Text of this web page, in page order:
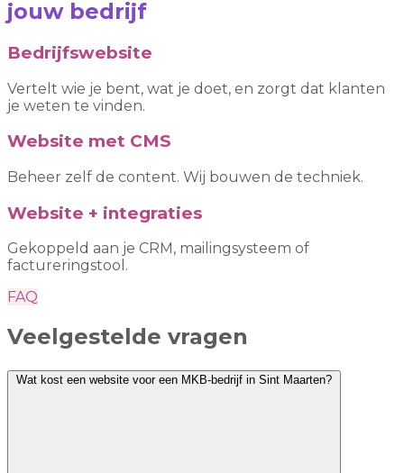
jouw bedrijf
Bedrijfswebsite
Vertelt wie je bent, wat je doet, en zorgt dat klanten
je weten te vinden.
Website met CMS
Beheer zelf de content. Wij bouwen de techniek.
Website + integraties
Gekoppeld aan je CRM, mailingsysteem of
factureringstool.
FAQ
Veelgestelde vragen
Wat kost een website voor een MKB-bedrijf in Sint Maarten?